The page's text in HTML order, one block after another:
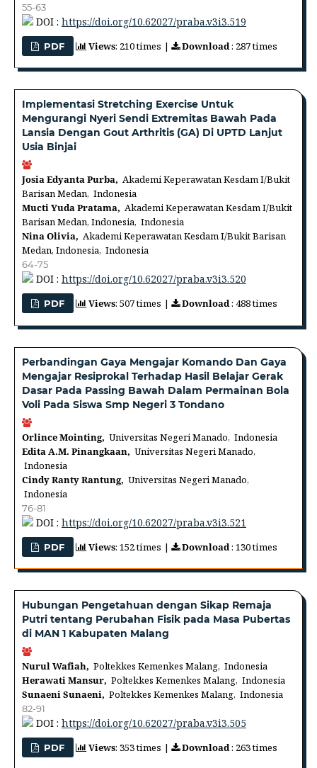
55-63
DOI : https://doi.org/10.62027/praba.v3i3.519
PDF Views: 210 times | Download: 287 times
Implementasi Stretching Exercise Untuk
Mengurangi Nyeri Sendi Extremitas Bawah Pada
Lansia Dengan Gout Arthritis (GA) Di UPTD Lanjut
Usia Binjai
Josia Edyanta Purba, Akademi Keperawatan Kesdam I/Bukit
Barisan Medan, Indonesia
Mucti Yuda Pratama, Akademi Keperawatan Kesdam I/Bukit
Barisan Medan, Indonesia, Indonesia
Nina Olivia, Akademi Keperawatan Kesdam I/Bukit Barisan
Medan, Indonesia, Indonesia
64-75
DOI : https://doi.org/10.62027/praba.v3i3.520
PDF Views: 507 times | Download: 488 times
Perbandingan Gaya Mengajar Komando Dan Gaya
Mengajar Resiprokal Terhadap Hasil Belajar Gerak
Dasar Pada Passing Bawah Dalam Permainan Bola
Voli Pada Siswa Smp Negeri 3 Tondano
Orlince Mointing, Universitas Negeri Manado, Indonesia
Edita A.M. Pinangkaan, Universitas Negeri Manado,
Indonesia
Cindy Ranty Rantung, Universitas Negeri Manado,
Indonesia
76-81
DOI : https://doi.org/10.62027/praba.v3i3.521
PDF Views: 152 times | Download: 130 times
Hubungan Pengetahuan dengan Sikap Remaja
Putri tentang Perubahan Fisik pada Masa Pubertas
di MAN 1 Kabupaten Malang
Nurul Wafiah, Poltekkes Kemenkes Malang, Indonesia
Herawati Mansur, Poltekkes Kemenkes Malang, Indonesia
Sunaeni Sunaeni, Poltekkes Kemenkes Malang, Indonesia
82-91
DOI : https://doi.org/10.62027/praba.v3i3.505
PDF Views: 353 times | Download: 263 times